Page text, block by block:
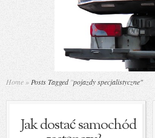
Home » Posts Tagged "pojazdy specjalistyczne"
Jak dostać samochód